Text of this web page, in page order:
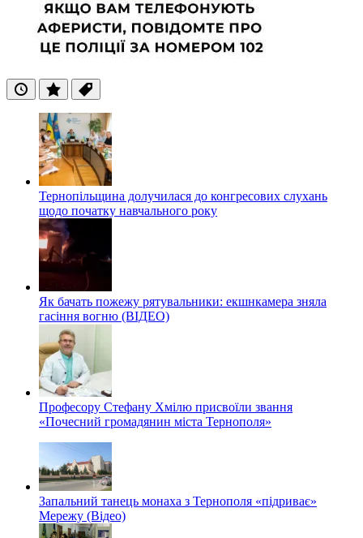
ОстанніПопулярні
Теги
Тернопільщина долучилася до конгресових слухань
щодо початку навчального року
Як бачать пожежу рятувальники: екшнкамера зняла
гасіння вогню (ВІДЕО)
Професору Стефану Хмілю присвоїли звання
«Почесний громадянин міста Тернополя»
Запальний танець монаха з Тернополя «підриває»
Мережу (Відео)